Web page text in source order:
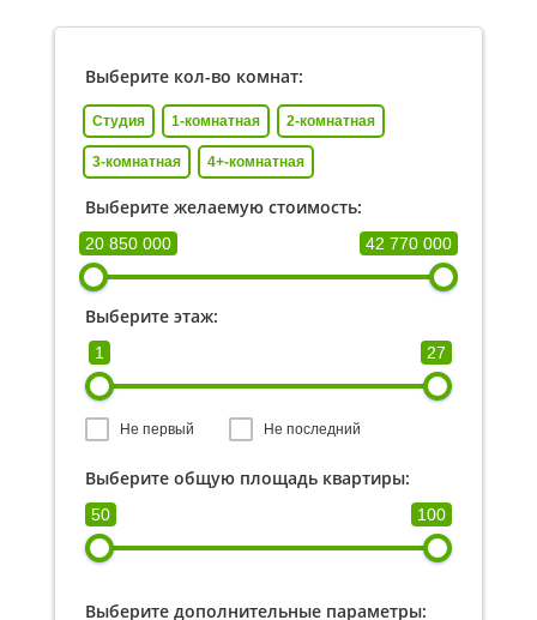
Выберите кол-во комнат:
Студия 1-комнатная 2-комнатная
3-комнатная 4+-комнатная
Выберите желаемую стоимость:
20 850 000 42 770 000
Выберите этаж:
1 27
Не первый Не последний
Выберите общую площадь квартиры:
50 100
Выберите дополнительные параметры: